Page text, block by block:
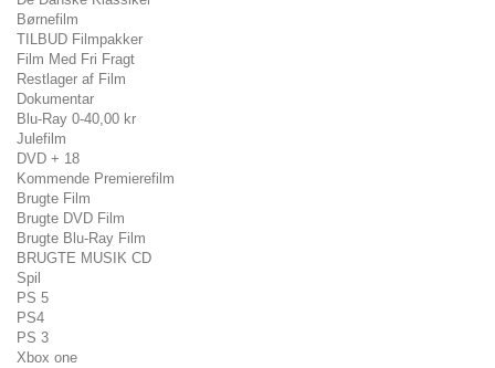
Børnefilm
TILBUD Filmpakker
Film Med Fri Fragt
Restlager af Film
Dokumentar
Blu-Ray 0-40,00 kr
Julefilm
DVD + 18
Kommende Premierefilm
Brugte Film
Brugte DVD Film
Brugte Blu-Ray Film
BRUGTE MUSIK CD
Spil
PS 5
PS4
PS 3
Xbox one